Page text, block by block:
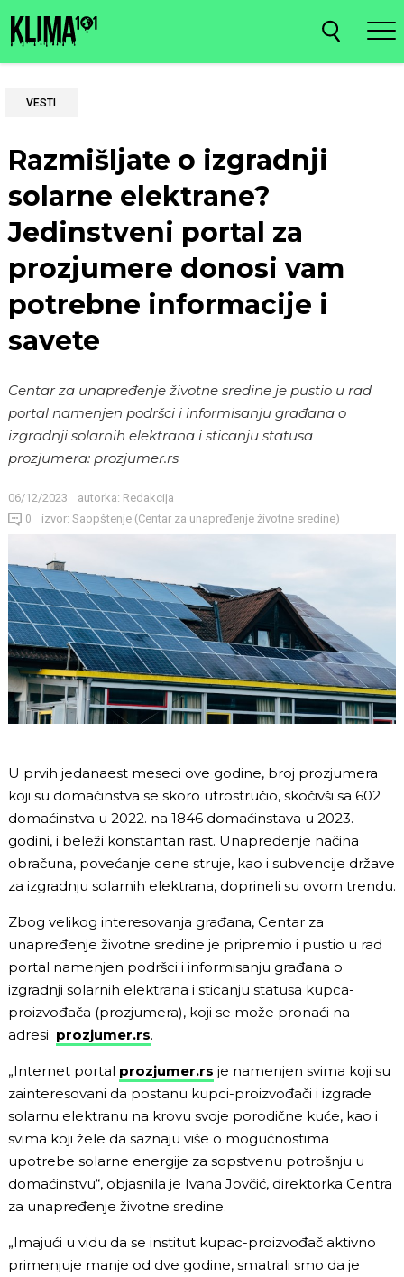
VESTI
Razmišljate o izgradnji
solarne elektrane?
Jedinstveni portal za
prozjumere donosi vam
potrebne informacije i
savete
Centar za unapređenje životne sredine je pustio u rad
portal namenjen podršci i informisanju građana o
izgradnji solarnih elektrana i sticanju statusa
prozjumera: prozjumer.rs
06/12/2023 autorka: Redakcija
0 izvor: Saopštenje (Centar za unapređenje životne sredine)
U prvih jedanaest meseci ove godine, broj prozjumera
koji su domaćinstva se skoro utrostručio, skočivši sa 602
domaćinstva u 2022. na 1846 domaćinstava u 2023.
godini, i beleži konstantan rast. Unapređenje načina
obračuna, povećanje cene struje, kao i subvencije države
za izgradnju solarnih elektrana, doprineli su ovom trendu.
Zbog velikog interesovanja građana, Centar za
unapređenje životne sredine je pripremio i pustio u rad
portal namenjen podršci i informisanju građana o
izgradnji solarnih elektrana i sticanju statusa kupca-
proizvođača (prozjumera), koji se može pronaći na
adresi prozjumer.rs.
„Internet portal prozjumer.rs je namenjen svima koji su
zainteresovani da postanu kupci-proizvođači i izgrade
solarnu elektranu na krovu svoje porodične kuće, kao i
svima koji žele da saznaju više o mogućnostima
upotrebe solarne energije za sopstvenu potrošnju u
domaćinstvu“, objasnila je Ivana Jovčić, direktorka Centra
za unapređenje životne sredine.
„Imajući u vidu da se institut kupac-proizvođač aktivno
primenjuje manje od dve godine, smatrali smo da je